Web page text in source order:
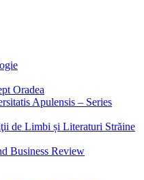
Oradea
Apulensis – Series
de Limbi și Literaturi Străine
Business Review